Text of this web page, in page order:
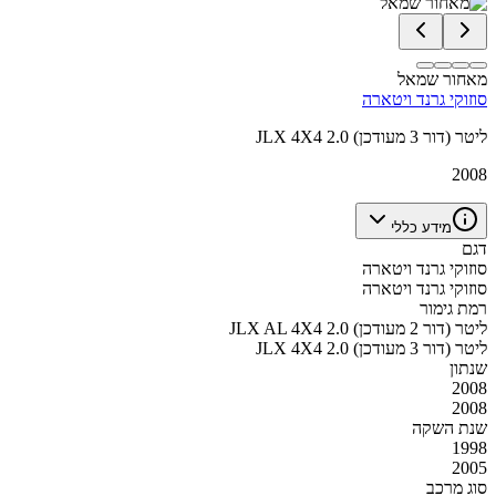
מאחור שמאל
סוזוקי גרנד ויטארה
JLX 4X4 2.0 ליטר (דור 3 מעודכן)
2008
מידע כללי
דגם
סוזוקי גרנד ויטארה
סוזוקי גרנד ויטארה
רמת גימור
JLX AL 4X4 2.0 ליטר (דור 2 מעודכן)
JLX 4X4 2.0 ליטר (דור 3 מעודכן)
שנתון
2008
2008
שנת השקה
1998
2005
סוג מרכב